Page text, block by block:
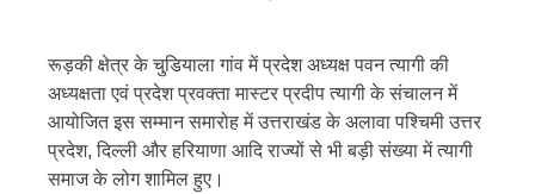
रूड़की क्षेत्र के चुडि़याला गांव में प्रदेश अध्यक्ष पवन त्यागी की
अध्यक्षता एवं प्रदेश प्रवक्ता मास्टर प्रदीप त्यागी के संचालन में
आयोजित इस सम्मान समारोह में उत्तराखंड के अलावा पश्चिमी उत्तर
प्रदेश, दिल्ली और हरियाणा आदि राज्यों से भी बड़ी संख्या में त्यागी
समाज के लोग शामिल हुए।